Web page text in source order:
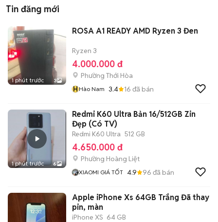
Tin đăng mới
1 phút trước 3
ROSA A1 READY AMD Ryzen 3 Đen
Ryzen 3
4.000.000 đ
Phường Thới Hòa
HHào Nam 3.4 16 đã bán
1 phút trước 6
Redmi K60 Ultra Bản 16/512GB Zin
Đẹp (Có TV)
Redmi K60 Ultra 512 GB
4.650.000 đ
Phường Hoàng Liệt
XIAOMI GIÁ TỐT 4.9 96 đã bán
Apple iPhone Xs 64GB Trắng Đã thay
pin, màn
iPhone XS 64 GB